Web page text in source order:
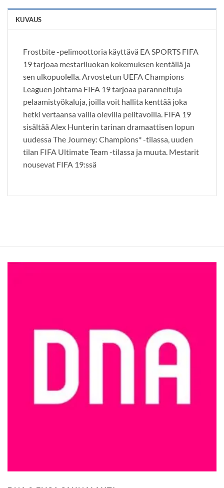
KUVAUS
Frostbite -pelimoottoria käyttävä EA SPORTS FIFA
19 tarjoaa mestariluokan kokemuksen kentällä ja
sen ulkopuolella. Arvostetun UEFA Champions
Leaguen johtama FIFA 19 tarjoaa paranneltuja
pelaamistyökaluja, joilla voit hallita kenttää joka
hetki vertaansa vailla olevilla pelitavoilla. FIFA 19
sisältää Alex Hunterin tarinan dramaattisen lopun
uudessa The Journey: Champions* -tilassa, uuden
tilan FIFA Ultimate Team -tilassa ja muuta. Mestarit
nousevat FIFA 19:ssä